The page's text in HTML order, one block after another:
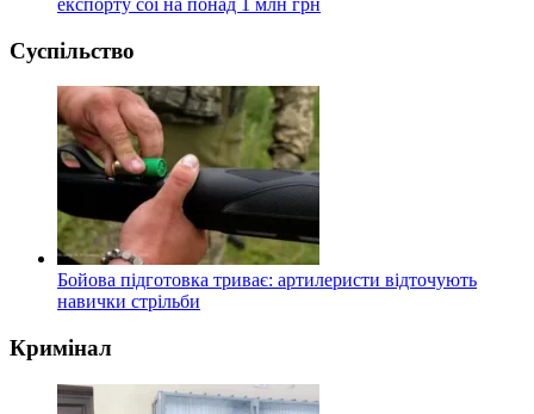
Суспільство
Бойова підготовка триває: артилеристи відточують
навички стрільби
Кримінал